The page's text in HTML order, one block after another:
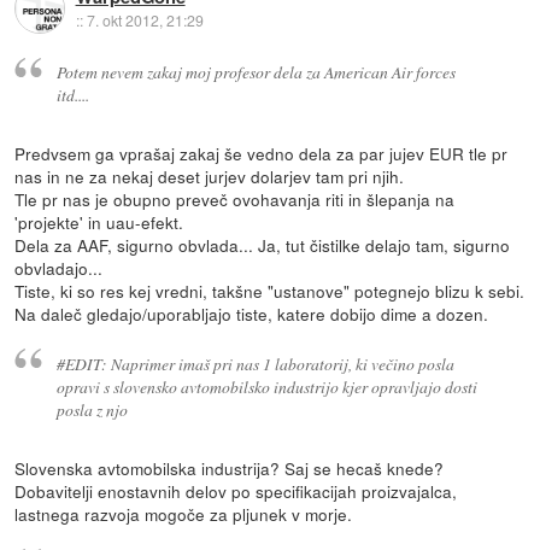
::7. okt 2012, 21:29
Potem nevem zakaj moj profesor dela za American Air forces
itd....
Predvsem ga vprašaj zakaj še vedno dela za par jujev EUR tle pr
nas in ne za nekaj deset jurjev dolarjev tam pri njih.
Tle pr nas je obupno preveč ovohavanja riti in šlepanja na
'projekte' in uau-efekt.
Dela za AAF, sigurno obvlada... Ja, tut čistilke delajo tam, sigurno
obvladajo...
Tiste, ki so res kej vredni, takšne "ustanove" potegnejo blizu k sebi.
Na daleč gledajo/uporabljajo tiste, katere dobijo dime a dozen.
#EDIT: Naprimer imaš pri nas 1 laboratorij, ki večino posla
opravi s slovensko avtomobilsko industrijo kjer opravljajo dosti
posla z njo
Slovenska avtomobilska industrija? Saj se hecaš knede?
Dobavitelji enostavnih delov po specifikacijah proizvajalca,
lastnega razvoja mogoče za pljunek v morje.